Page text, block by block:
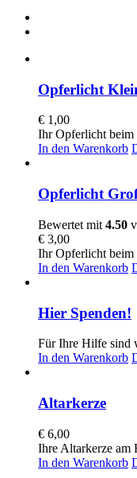
Opferlicht
€ 1,00
Ihr Opferlicht beim
In den Warenkorb
Opferlicht
Bewertet mit 4.50
€ 3,00
Ihr Opferlicht beim
In den Warenkorb
Hier Spenden!
Für Ihre Hilfe sind
In den Warenkorb
Altarkerze
€ 6,00
Ihre Altarkerze am
In den Warenkorb